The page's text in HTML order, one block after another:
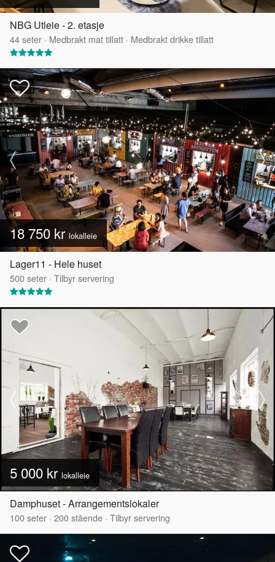
NBG Utleie - 2. etasje
44seter · Medbrakt mat tillatt · Medbrakt drikke tillatt
18 750 kr lokalleie
Lager11 - Hele huset
500seter · Tilbyr servering
5 000 kr lokalleie
Damphuset - Arrangementslokaler
100seter · 200stående · Tilbyr servering